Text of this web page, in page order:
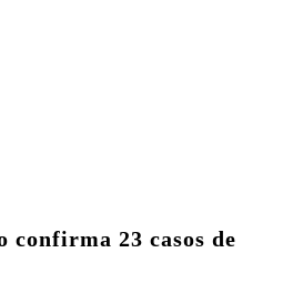
confirma 23 casos de